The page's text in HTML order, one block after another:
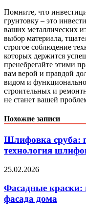
Помните, что
грунтовку – это
ваших металлических
выбор материала,
строгое соблюдение
которых держится
пренебрегайте этими
вам верой и правдой
видом и
строительных и
не станет вашей
Похожие записи
Шлифовка сруба:
технология
25.02.2026
Фасадные
фасада дома